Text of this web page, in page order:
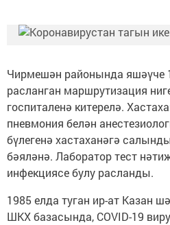
Чирмешән районында яшәүче
расланган маршрутизация
госпиталенә китерелә.
пневмония белән
бүлегенә хастаханәгә
бәяләнә. Лаборатор тест
инфекциясе булу расланды.
1985 елда туган ир-ат Казан
ШКХ базасында, COVID-19